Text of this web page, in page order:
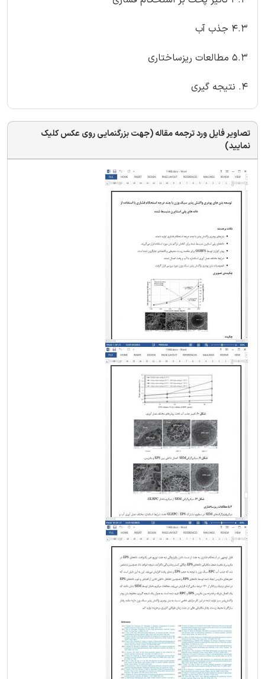
4.3 جذب آب
5.3 مطالعات ریزساختاری
4. نتیجه گیری
تصاویر فایل ورد ترجمه مقاله (جهت بزرگنمایی روی عکس کلیک
نمایید)